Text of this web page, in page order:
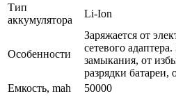
Тип
аккумулятора
Li-Ion
Особенности
Заряжается от
сетевого
замыкания, от
разрядки батареи,
Емкость, mah
50000